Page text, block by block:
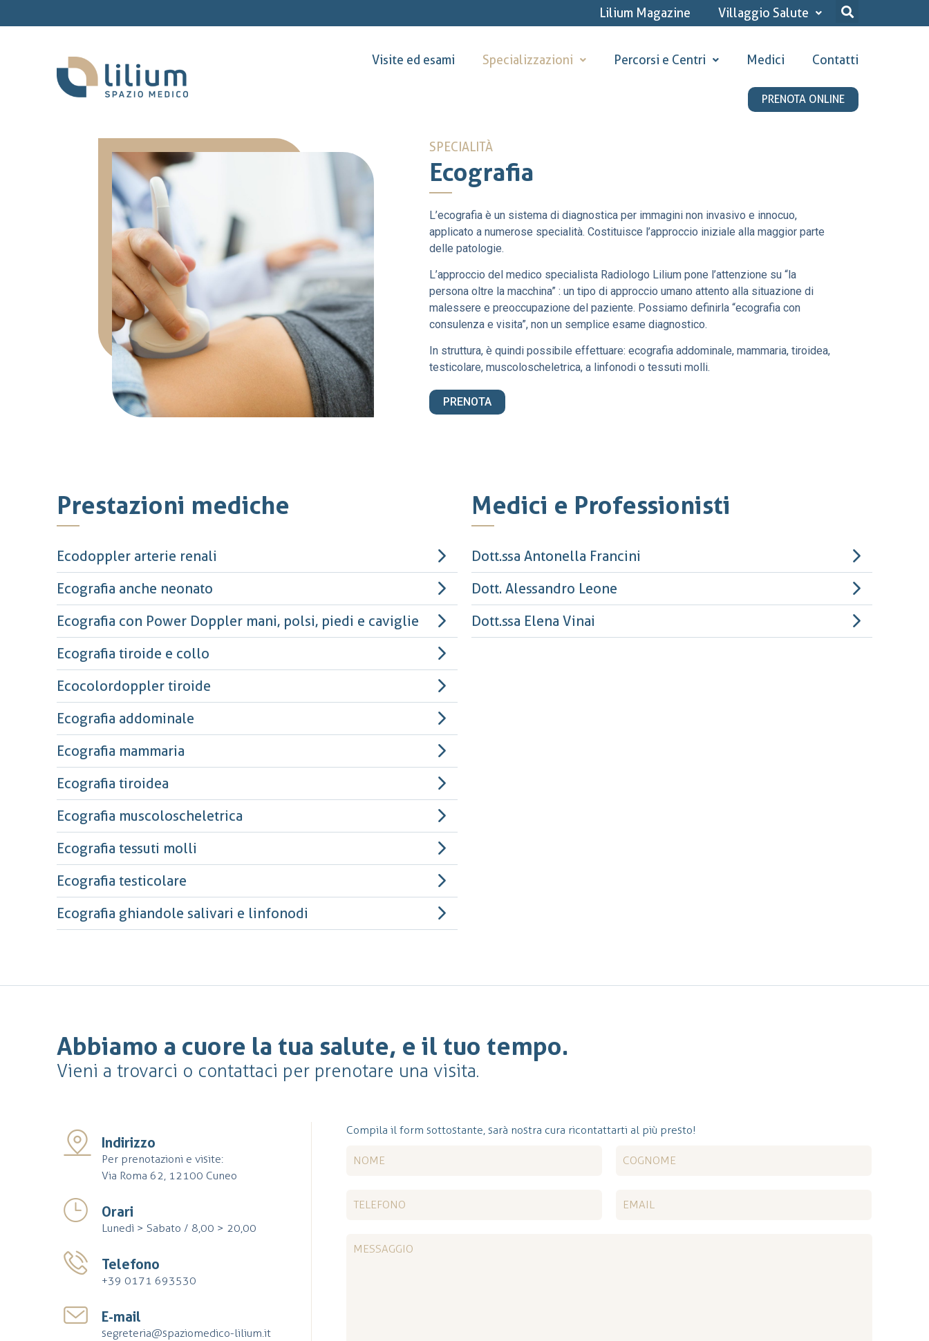
Lilium Magazine Villaggio Salute
Visite ed esami Specializzazioni Percorsi e Centri Medici Contatti
PRENOTA ONLINE
SPECIALITÀ
Ecografia
L’ecografia è un sistema di diagnostica per immagini non invasivo e innocuo,
applicato a numerose specialità. Costituisce l’approccio iniziale alla maggior parte
delle patologie.
L’approccio del medico specialista Radiologo Lilium pone l’attenzione su “la
persona oltre la macchina” : un tipo di approccio umano attento alla situazione di
malessere e preoccupazione del paziente. Possiamo definirla “ecografia con
consulenza e visita”, non un semplice esame diagnostico.
In struttura, è quindi possibile effettuare: ecografia addominale, mammaria, tiroidea,
testicolare, muscoloscheletrica, a linfonodi o tessuti molli.
PRENOTA
Prestazioni mediche
Ecodoppler arterie renali
Ecografia anche neonato
Ecografia con Power Doppler mani, polsi, piedi e caviglie
Ecografia tiroide e collo
Ecocolordoppler tiroide
Ecografia addominale
Ecografia mammaria
Ecografia tiroidea
Ecografia muscoloscheletrica
Ecografia tessuti molli
Ecografia testicolare
Ecografia ghiandole salivari e linfonodi
Medici e Professionisti
Dott.ssa Antonella Francini
Dott. Alessandro Leone
Dott.ssa Elena Vinai
Abbiamo a cuore la tua salute, e il tuo tempo.
Vieni a trovarci o contattaci per prenotare una visita.
Indirizzo
Per prenotazioni e visite:
Via Roma 62, 12100 Cuneo
Orari
Lunedì > Sabato / 8,00 > 20,00
Telefono
+39 0171 693530
E-mail
segreteria@spaziomedico-lilium.it
Compila il form sottostante, sarà nostra cura ricontattarti al più presto!